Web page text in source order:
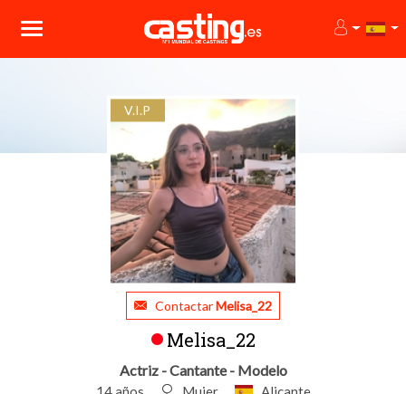
V.I.P
ContactarMelisa_22
Melisa_22
Actriz - Cantante - Modelo